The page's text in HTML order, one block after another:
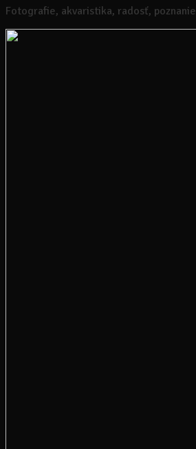
Fotografie, akvaristika, radosť, poznanie